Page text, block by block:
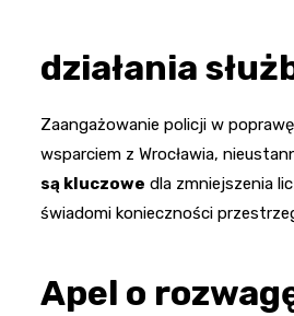
działania
Zaangażowanie policji w
wsparciem z Wrocławia,
są kluczowe dla zmniejszenia
świadomi konieczności
Apel o